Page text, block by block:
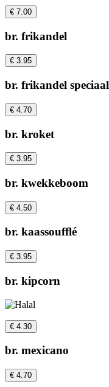
€ 7.00
br. frikandel
€ 3.95
br. frikandel speciaal
€ 4.70
br. kroket
€ 3.95
br. kwekkeboom
€ 4.50
br. kaassoufflé
€ 3.95
br. kipcorn
€ 4.30
br. mexicano
€ 4.70